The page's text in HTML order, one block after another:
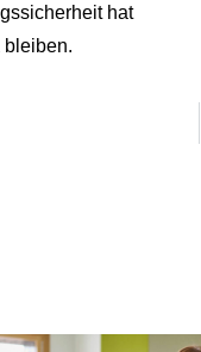
hat
bleiben.